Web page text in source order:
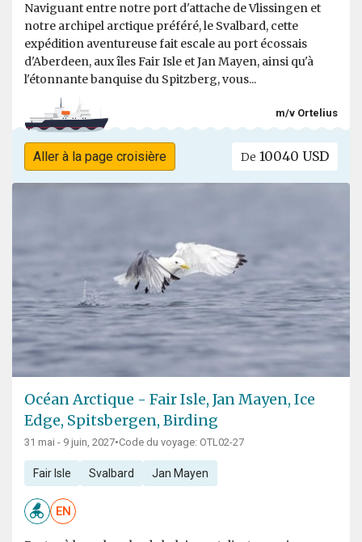
Naviguant entre notre port d'attache de Vlissingen et
notre archipel arctique préféré, le Svalbard, cette
expédition aventureuse fait escale au port écossais
d'Aberdeen, aux îles Fair Isle et Jan Mayen, ainsi qu'à
l'étonnante banquise du Spitzberg, vous...
m/v Ortelius
Aller à la page croisière De 10040 USD
Océan Arctique - Fair Isle, Jan Mayen, Ice
Edge, Spitsbergen, Birding
31 mai - 9 juin, 2027•Code du voyage: OTL02-27
Fair Isle Svalbard Jan Mayen
EN